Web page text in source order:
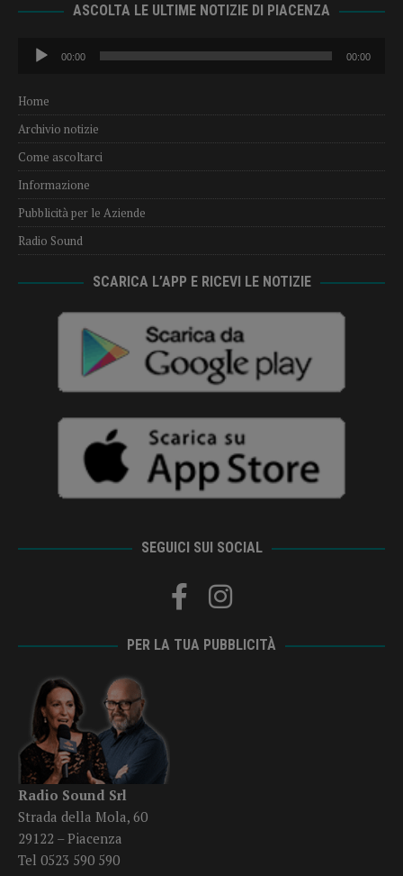
ASCOLTA LE ULTIME NOTIZIE DI PIACENZA
Audio
Player
00:00 00:00
Home
Archivio notizie
Come ascoltarci
Informazione
Pubblicità per le Aziende
Radio Sound
SCARICA L’APP E RICEVI LE NOTIZIE
SEGUICI SUI SOCIAL
PER LA TUA PUBBLICITÀ
Radio Sound Srl
Strada della Mola, 60
29122 – Piacenza
Tel 0523 590 590